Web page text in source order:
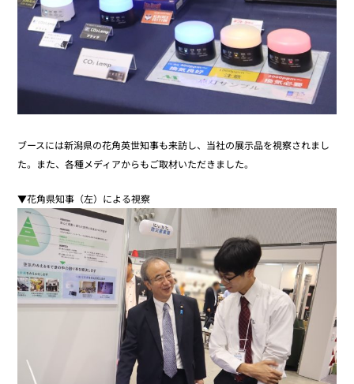
ブースには新潟県の花角英世知事も来訪し、当社の展示品を視察されまし
た。また、各種メディアからもご取材いただきました。
▼花角県知事（左）による視察